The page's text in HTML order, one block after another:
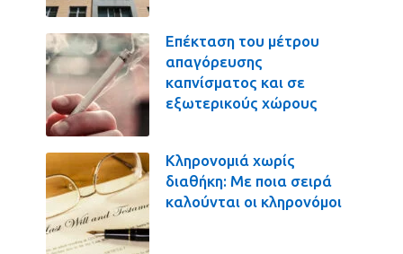
Επέκταση του μέτρου
απαγόρευσης
καπνίσματος και σε
εξωτερικούς χώρους
Κληρονομιά χωρίς
διαθήκη: Με ποια σειρά
καλούνται οι κληρονόμοι